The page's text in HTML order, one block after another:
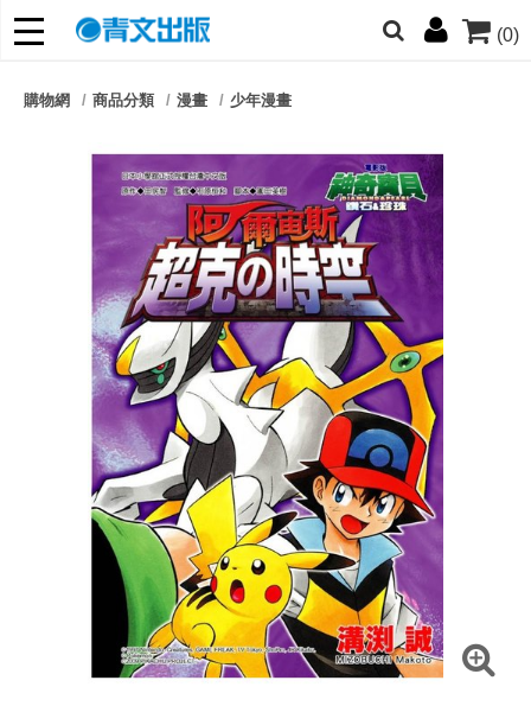
(0)
朋友們，提高警覺！
購物網 商品分類 漫畫 少年漫畫